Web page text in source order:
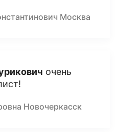
Москва
очень
Новочеркасск